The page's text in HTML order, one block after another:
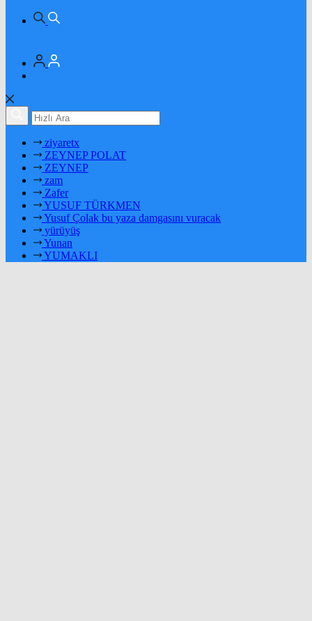
ziyaretx
ZEYNEP POLAT
ZEYNEP
zam
Zafer
YUSUF TÜRKMEN
Yusuf Çolak bu yaza damgasını vuracak
yürüyüş
Yunan
YUMAKLI